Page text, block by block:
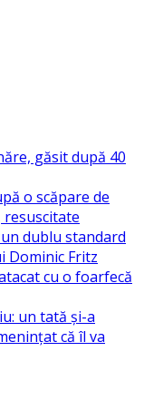
găsit după 40
o scăpare de
resuscitate
dublu standard
Dominic Fritz
cu o foarfecă
un tată și-a
că îl va